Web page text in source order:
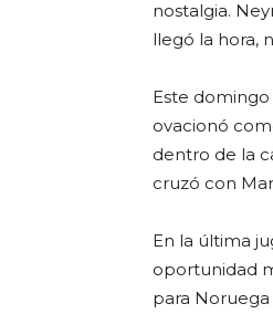
nostalgia.
llegó la hora,
Este
ovacionó
dentro de la
cruzó con
En la última
oportunidad
para